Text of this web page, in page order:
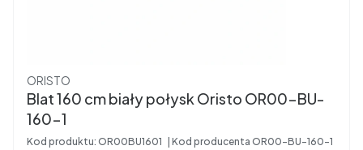
Producent
ORISTO
Blat 160 cm biały połysk Oristo OR00-BU-
160-1
Kod produktu: OR00BU1601 Kod producenta OR00-BU-160-1